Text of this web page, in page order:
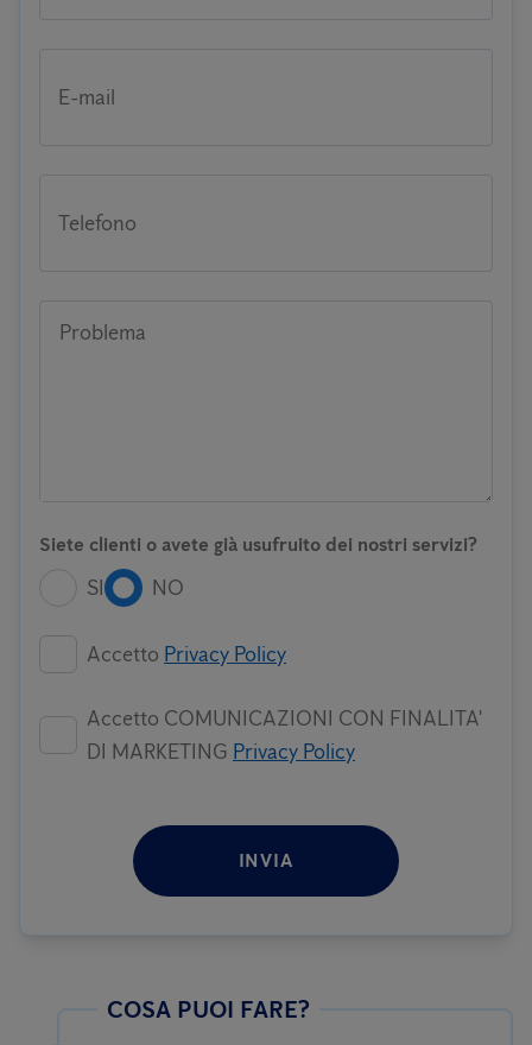
E-mail
Telefono
Problema
Siete clienti o avete già usufruito dei nostri servizi?
SI NO
Accetto Privacy Policy
Accetto COMUNICAZIONI CON FINALITA'
DI MARKETING Privacy Policy
INVIA
COSA PUOI FARE?